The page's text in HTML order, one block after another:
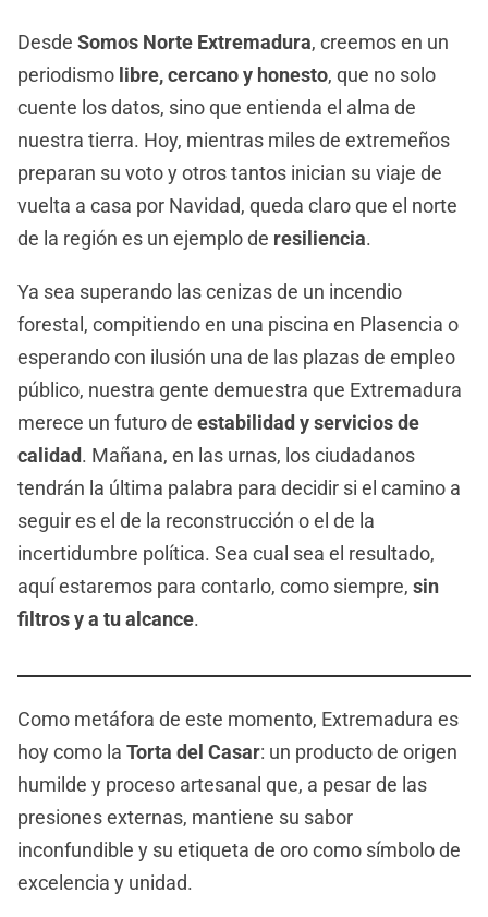
Desde Somos Norte Extremadura, creemos en un
periodismo libre, cercano y honesto, que no solo
cuente los datos, sino que entienda el alma de
nuestra tierra. Hoy, mientras miles de extremeños
preparan su voto y otros tantos inician su viaje de
vuelta a casa por Navidad, queda claro que el norte
de la región es un ejemplo de resiliencia.
Ya sea superando las cenizas de un incendio
forestal, compitiendo en una piscina en Plasencia o
esperando con ilusión una de las plazas de empleo
público, nuestra gente demuestra que Extremadura
merece un futuro de estabilidad y servicios de
calidad. Mañana, en las urnas, los ciudadanos
tendrán la última palabra para decidir si el camino a
seguir es el de la reconstrucción o el de la
incertidumbre política. Sea cual sea el resultado,
aquí estaremos para contarlo, como siempre, sin
filtros y a tu alcance.
Como metáfora de este momento, Extremadura es
hoy como la Torta del Casar: un producto de origen
humilde y proceso artesanal que, a pesar de las
presiones externas, mantiene su sabor
inconfundible y su etiqueta de oro como símbolo de
excelencia y unidad.